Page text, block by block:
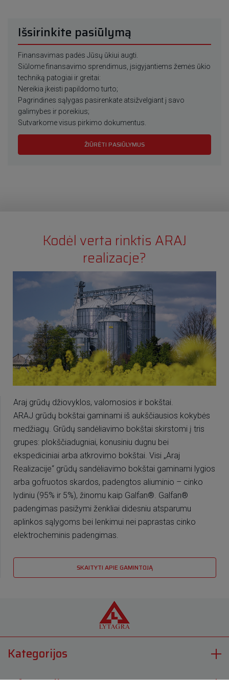
Išsirinkite pasiūlymą
Finansavimas padės Jūsų ūkiui augti.
Siūlome finansavimo sprendimus, įsigyjantiems žemės ūkio
techniką patogiai ir greitai:
Nereikia įkeisti papildomo turto;
Pagrindines sąlygas pasirenkate atsižvelgiant į savo
galimybes ir poreikius;
Sutvarkome visus pirkimo dokumentus.
ŽIŪRĖTI PASIŪLYMUS
Kodėl verta rinktis ARAJ
realizacje?
Araj grūdų džiovyklos, valomosios ir bokštai.
ARAJ grūdų bokštai gaminami iš aukščiausios kokybės
medžiagų. Grūdų sandėliavimo bokštai skirstomi į tris
grupes: plokščiadugniai, konusiniu dugnu bei
ekspediciniai arba atkrovimo bokštai. Visi „Araj
Realizacije“ grūdų sandėliavimo bokštai gaminami lygios
arba gofruotos skardos, padengtos aliuminio – cinko
lydiniu (95% ir 5%), žinomu kaip Galfan®. Galfan®
padengimas pasižymi ženkliai didesniu atsparumu
aplinkos sąlygoms bei lenkimui nei paprastas cinko
elektrocheminis padengimas.
SKAITYTI APIE GAMINTOJĄ
Kategorijos